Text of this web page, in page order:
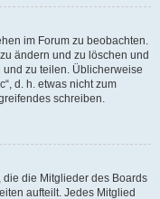
im Forum zu beobachten.
ändern und zu löschen und
zu teilen. Üblicherweise
d. h. etwas nicht zum
schreiben.
die Mitglieder des Boards
aufteilt. Jedes Mitglied